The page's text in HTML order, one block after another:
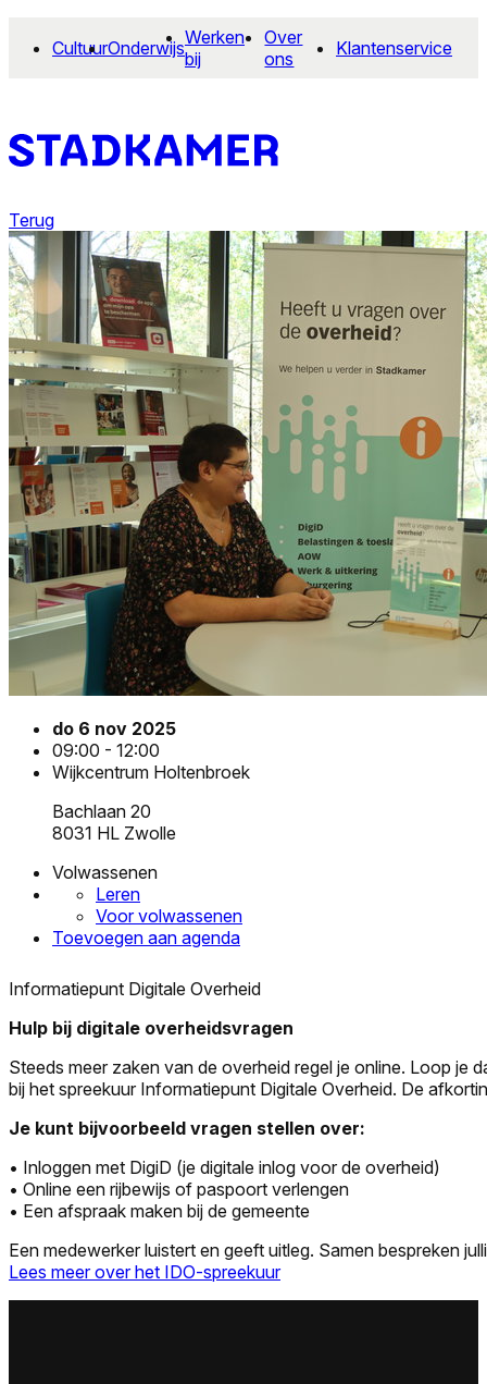
CultuurOnderwijsWerken
bij
Over
ons
Klantenservice
Terug
do 6 nov 2025
09:00 - 12:00
Wijkcentrum Holtenbroek
Bachlaan 20
8031 HL Zwolle
Volwassenen
Leren
Voor volwassenen
Toevoegen aan agenda
Informatiepunt Digitale Overheid
Hulp bij digitale overheidsvragen
Steeds meer zaken van de overheid regel je online. Loop je
bij het spreekuur Informatiepunt Digitale Overheid. De
Je kunt bijvoorbeeld vragen stellen over:
• Inloggen met DigiD (je digitale inlog voor de overheid)
• Online een rijbewijs of paspoort verlengen
• Een afspraak maken bij de gemeente
Een medewerker luistert en geeft uitleg. Samen bespreken
Lees meer over het IDO-spreekuur